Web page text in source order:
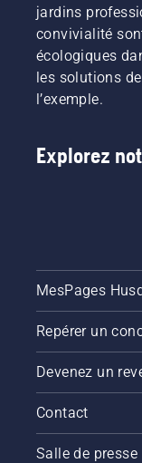
jardins
convivialité
écologiques
les solutions
l’exemple.
Explorez
MesPages
Repérer un
Devenez un
Contact
Salle de presse